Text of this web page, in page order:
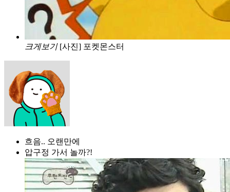
크게보기 [사진] 포켓몬스터
흐음.. 오랜만에
압구정 가서 놀까?!